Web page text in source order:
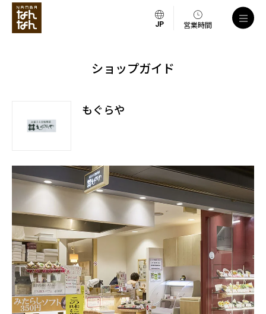
営業時間
ショップガイド
もぐらや